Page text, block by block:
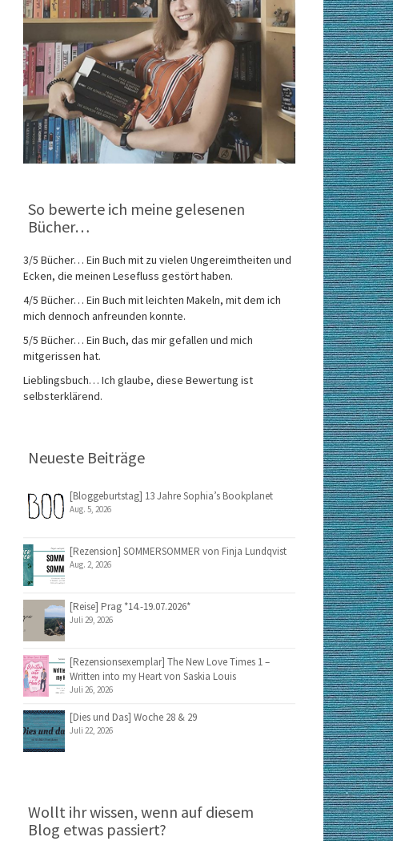
So bewerte ich meine gelesenen
Bücher…
3/5 Bücher… Ein Buch mit zu vielen Ungereimtheiten und
Ecken, die meinen Lesefluss gestört haben.
4/5 Bücher… Ein Buch mit leichten Makeln, mit dem ich
mich dennoch anfreunden konnte.
5/5 Bücher… Ein Buch, das mir gefallen und mich
mitgerissen hat.
Lieblingsbuch… Ich glaube, diese Bewertung ist
selbsterklärend.
Neueste Beiträge
[Bloggeburtstag] 13 Jahre Sophia’s Bookplanet
Aug. 5, 2026
[Rezension] SOMMERSOMMER von Finja Lundqvist
Aug. 2, 2026
[Reise] Prag *14.-19.07.2026*
Juli 29, 2026
[Rezensionsexemplar] The New Love Times 1 –
Written into my Heart von Saskia Louis
Juli 26, 2026
[Dies und Das] Woche 28 & 29
Juli 22, 2026
Wollt ihr wissen, wenn auf diesem
Blog etwas passiert?